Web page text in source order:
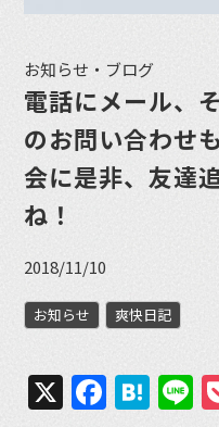
お知らせ・ブログ
電話にメール、
のお問い合わせ
会に是非、友達
ね！
2018/11/10
お知らせ 爽快日記
X